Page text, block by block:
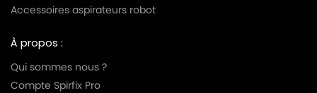
Accessoires aspirateurs robot
À propos :
Qui sommes nous ?
Compte Spirfix Pro